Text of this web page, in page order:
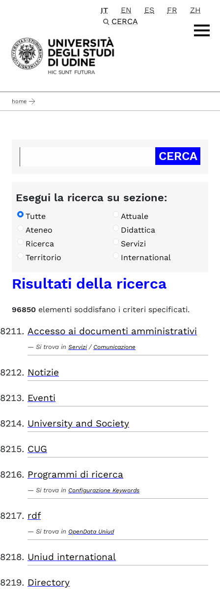
Passa al contenuto principale
IT EN ES FR
ZH
CERCA
home
Esegui la ricerca su sezione:
Tutte
Attuale
Ateneo
Didattica
Ricerca
Servizi
Territorio
International
Risultati della ricerca
96850 elementi soddisfano i criteri specificati.
Accesso ai documenti amministrativi
Si trova in Servizi / Comunicazione
Notizie
Eventi
University and Society
CUG
Programmi di ricerca
Si trova in Configurazione Keywords
rdf
Si trova in OpenData Uniud
Uniud international
Directory